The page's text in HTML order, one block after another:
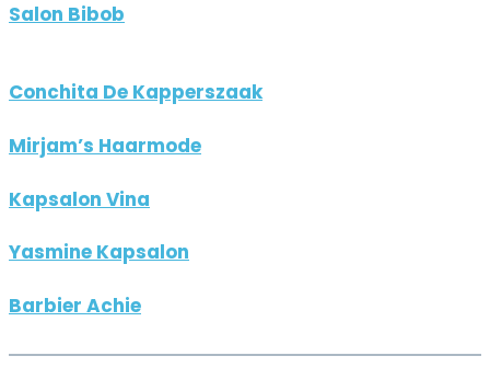
Salon Bibob
Conchita De Kapperszaak
Mirjam’s Haarmode
Kapsalon Vina
Yasmine Kapsalon
Barbier Achie